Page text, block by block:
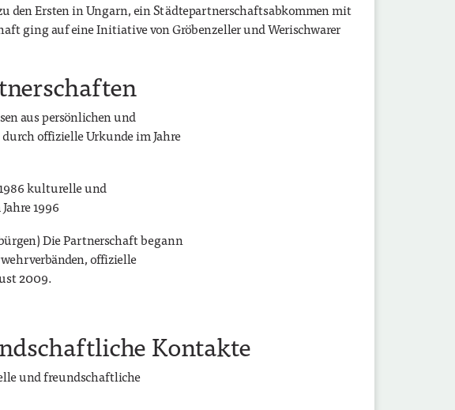
den Ersten in Ungarn, ein Städtepartnerschaftsabkommen mit
ging auf eine Initiative von Gröbenzeller und Werischwarer
aus persönlichen und
offizielle Urkunde im Jahre
kulturelle und
1996
Die Partnerschaft begann
offizielle
2009.
Kontakte
und freundschaftliche